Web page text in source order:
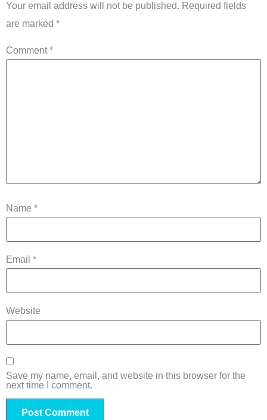
Your email address will not be published. Required fields
are marked *
Comment*
Name *
Email *
Website
Save my name, email, and website in this browser for the
next time I comment.